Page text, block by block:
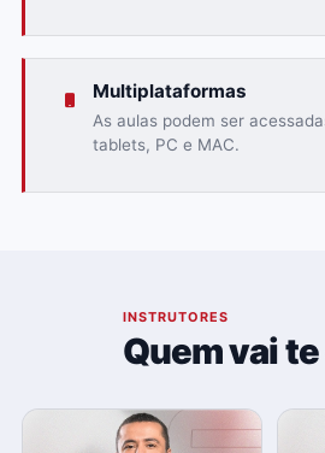
Multiplataformas
As aulas podem ser
tablets, PC e MAC.
INSTRUTORES
Quem vai